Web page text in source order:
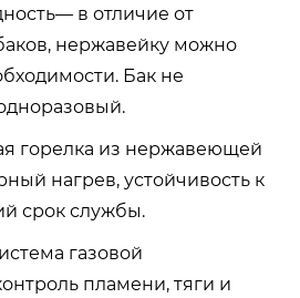
в отличие от
нержавейку можно
Бак не
горелка из нержавеющей
нагрев, устойчивость к
срок службы.
газовой
пламени, тяги и